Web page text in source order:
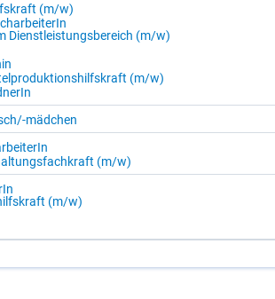
(m/​w)
Dienst­leis­tungs­be­reich (m/​w)
(m/​w)
​mäd­chen
(m/​w)
(m/​w)